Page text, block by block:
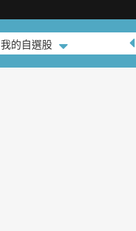
我的自選股